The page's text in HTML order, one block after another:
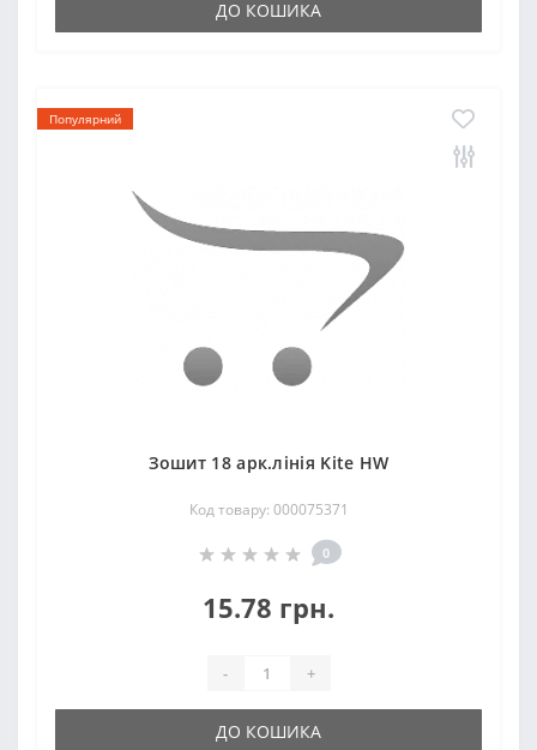
ДО КОШИКА
Популярний
Зошит 18 арк.лінія Kite HW
Код товару: 000075371
0
15.78 грн.
- +
ДО КОШИКА